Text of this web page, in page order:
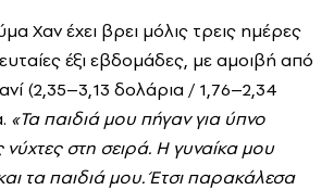
Χαν έχει βρει μόλις τρεις ημέρες
έξι εβδομάδες, με αμοιβή από
(2,35–3,13 δολάρια / 1,76–2,34
«Τα παιδιά μου πήγαν για ύπνο
νύχτες στη σειρά. Η γυναίκα μου
τα παιδιά μου. Έτσι παρακάλεσα